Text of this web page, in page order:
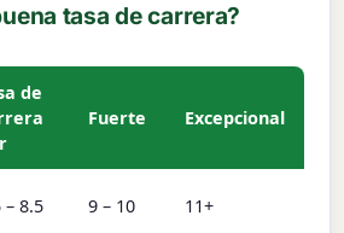
tasa de carrera?
de
Fuerte Excepcional
– 8.5 9 – 10 11+